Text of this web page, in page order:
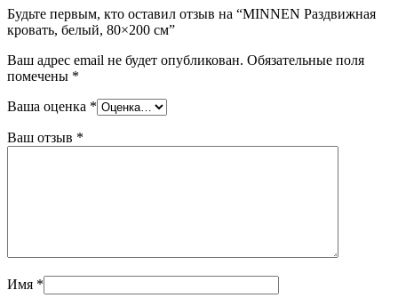
Будьте первым, кто оставил отзыв на “MINNEN Раздвижная
кровать, белый, 80×200 см”
Ваш адрес email не будет опубликован. Обязательные поля
помечены *
Ваша оценка *
Ваш отзыв *
Имя *